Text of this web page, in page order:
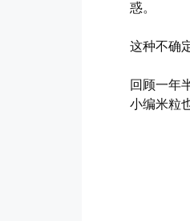
惑。
这种不确
回顾一年
小编米粒